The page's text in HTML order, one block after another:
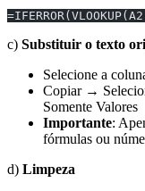
c) Substituir o texto
Selecione a
Copiar →
Somente Valores
Importante:
fórmulas ou
d) Limpeza